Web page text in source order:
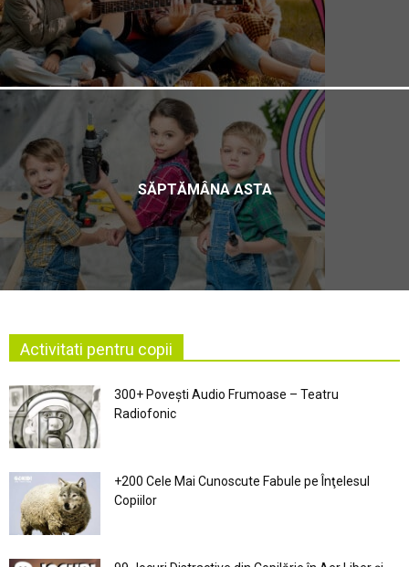
SĂPTĂMÂNA ASTA
Activitati pentru copii
300+ Povești Audio Frumoase – Teatru
Radiofonic
+200 Cele Mai Cunoscute Fabule pe Înţelesul
Copiilor